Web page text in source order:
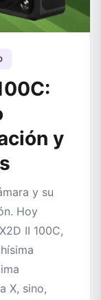
y
y su
Hoy
II 100C,
X, sino,